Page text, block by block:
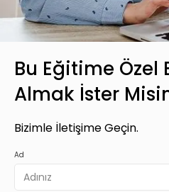
Bu Eğitime Özel
Almak İster
Bizimle İletişime Geçin.
Ad